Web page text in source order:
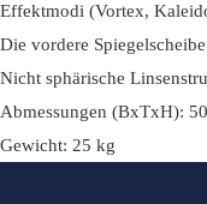
Effektmodi (Vortex,
Die vordere
Nicht sphärische
Abmessungen (BxTxH):
Gewicht: 25 kg